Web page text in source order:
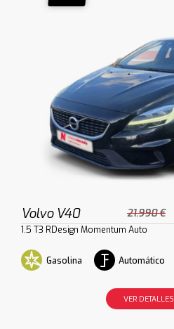
Volvo V40 21.990 €
1.5 T3 RDesign Momentum Auto
Gasolina Automático
VER DETALLES